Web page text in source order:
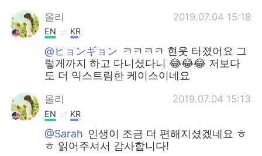
올리 2019.07.04 15:18
EN KR
@ヒョンギョン ㅋㅋㅋㅋ 현웃 터졌어요 그
렇게까지 하고 다니셨다니 😂😂😂 저보다
도 더 익스트림한 케이스이네요
올리 2019.07.04 15:13
EN KR
@Sarah 인생이 조금 더 편해지셨겠네요 ㅎ
ㅎ 읽어주셔서 감사합니다!